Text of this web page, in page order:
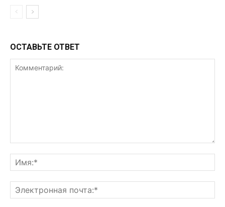
ОСТАВЬТЕ ОТВЕТ